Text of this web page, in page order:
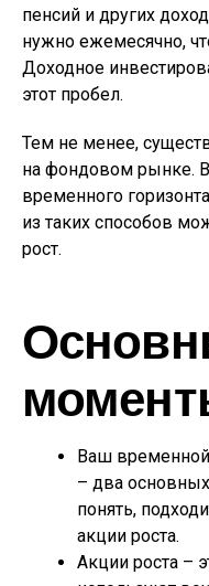
пенсий и других
нужно ежемесячно,
Доходное
этот пробел.
Тем не менее,
на фондовом рынке.
временного
из таких способов
рост.
Ваш временной
– два
понять,
акции роста.
Акции роста –